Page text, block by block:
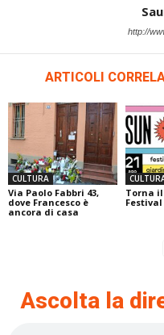
http://
ARTICOLI
CULTURA
Via Paolo Fabbri 43,
dove Francesco è
ancora di casa
Torna
Festival
Ascolta la